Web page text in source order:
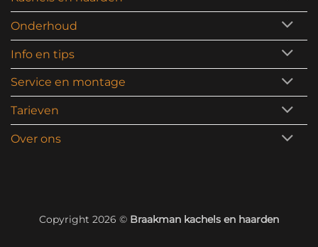
Onderhoud
Info en tips
Service en montage
Tarieven
Over ons
Copyright 2026 © Braakman kachels en haarden